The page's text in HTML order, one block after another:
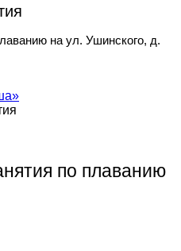
на ул. Ушинского, д.
по плаванию